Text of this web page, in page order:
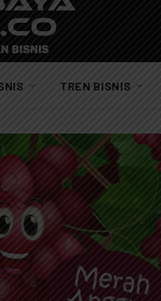
TREN BISNIS